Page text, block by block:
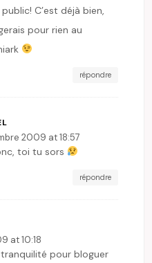
C’est déjà bien,
pour rien au
répondre
2009 at 18:57
toi tu sors
répondre
at 10:18
tranquilité pour bloguer